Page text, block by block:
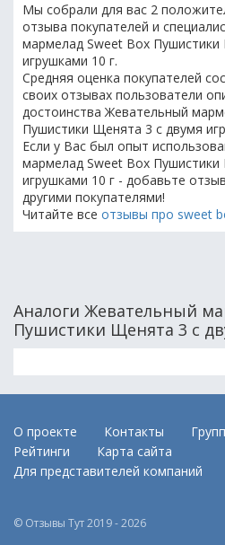
Мы собрали для вас 2
отзыва покупателей и
мармелад Sweet Box
игрушками 10 г.
Средняя оценка покупателей
своих отзывах пользователи
достоинства Жевательный
Пушистики Щенята 3 с двумя
Если у Вас был опыт
мармелад Sweet Box
игрушками 10 г - добавьте
другими покупателями!
Читайте все отзывы про sweet
Аналоги Жевательный
Пушистики Щенята 3 с
О проекте Контакты
Рейтинги
Карта сайта
Для представителей компаний
© Отзывы Тут 2019 - 2026